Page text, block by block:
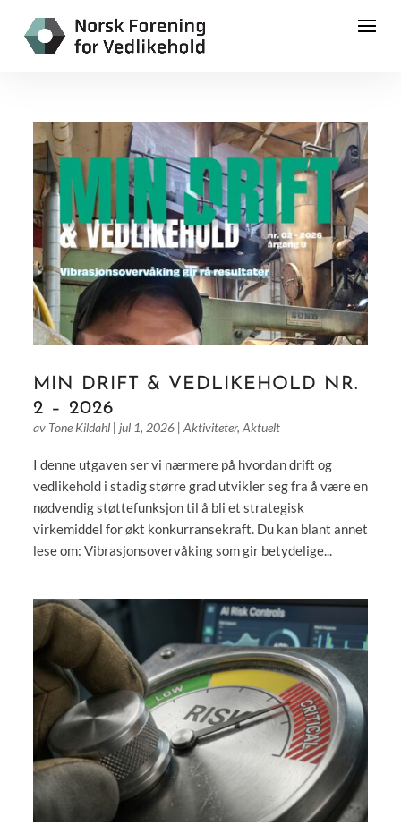
MIN DRIFT & VEDLIKEHOLD NR.
2 – 2026
av Tone Kildahl| jul 1, 2026| Aktiviteter, Aktuelt
I denne utgaven ser vi nærmere på hvordan drift og
vedlikehold i stadig større grad utvikler seg fra å være en
nødvendig støttefunksjon til å bli et strategisk
virkemiddel for økt konkurransekraft. Du kan blant annet
lese om: Vibrasjonsovervåking som gir betydelige...